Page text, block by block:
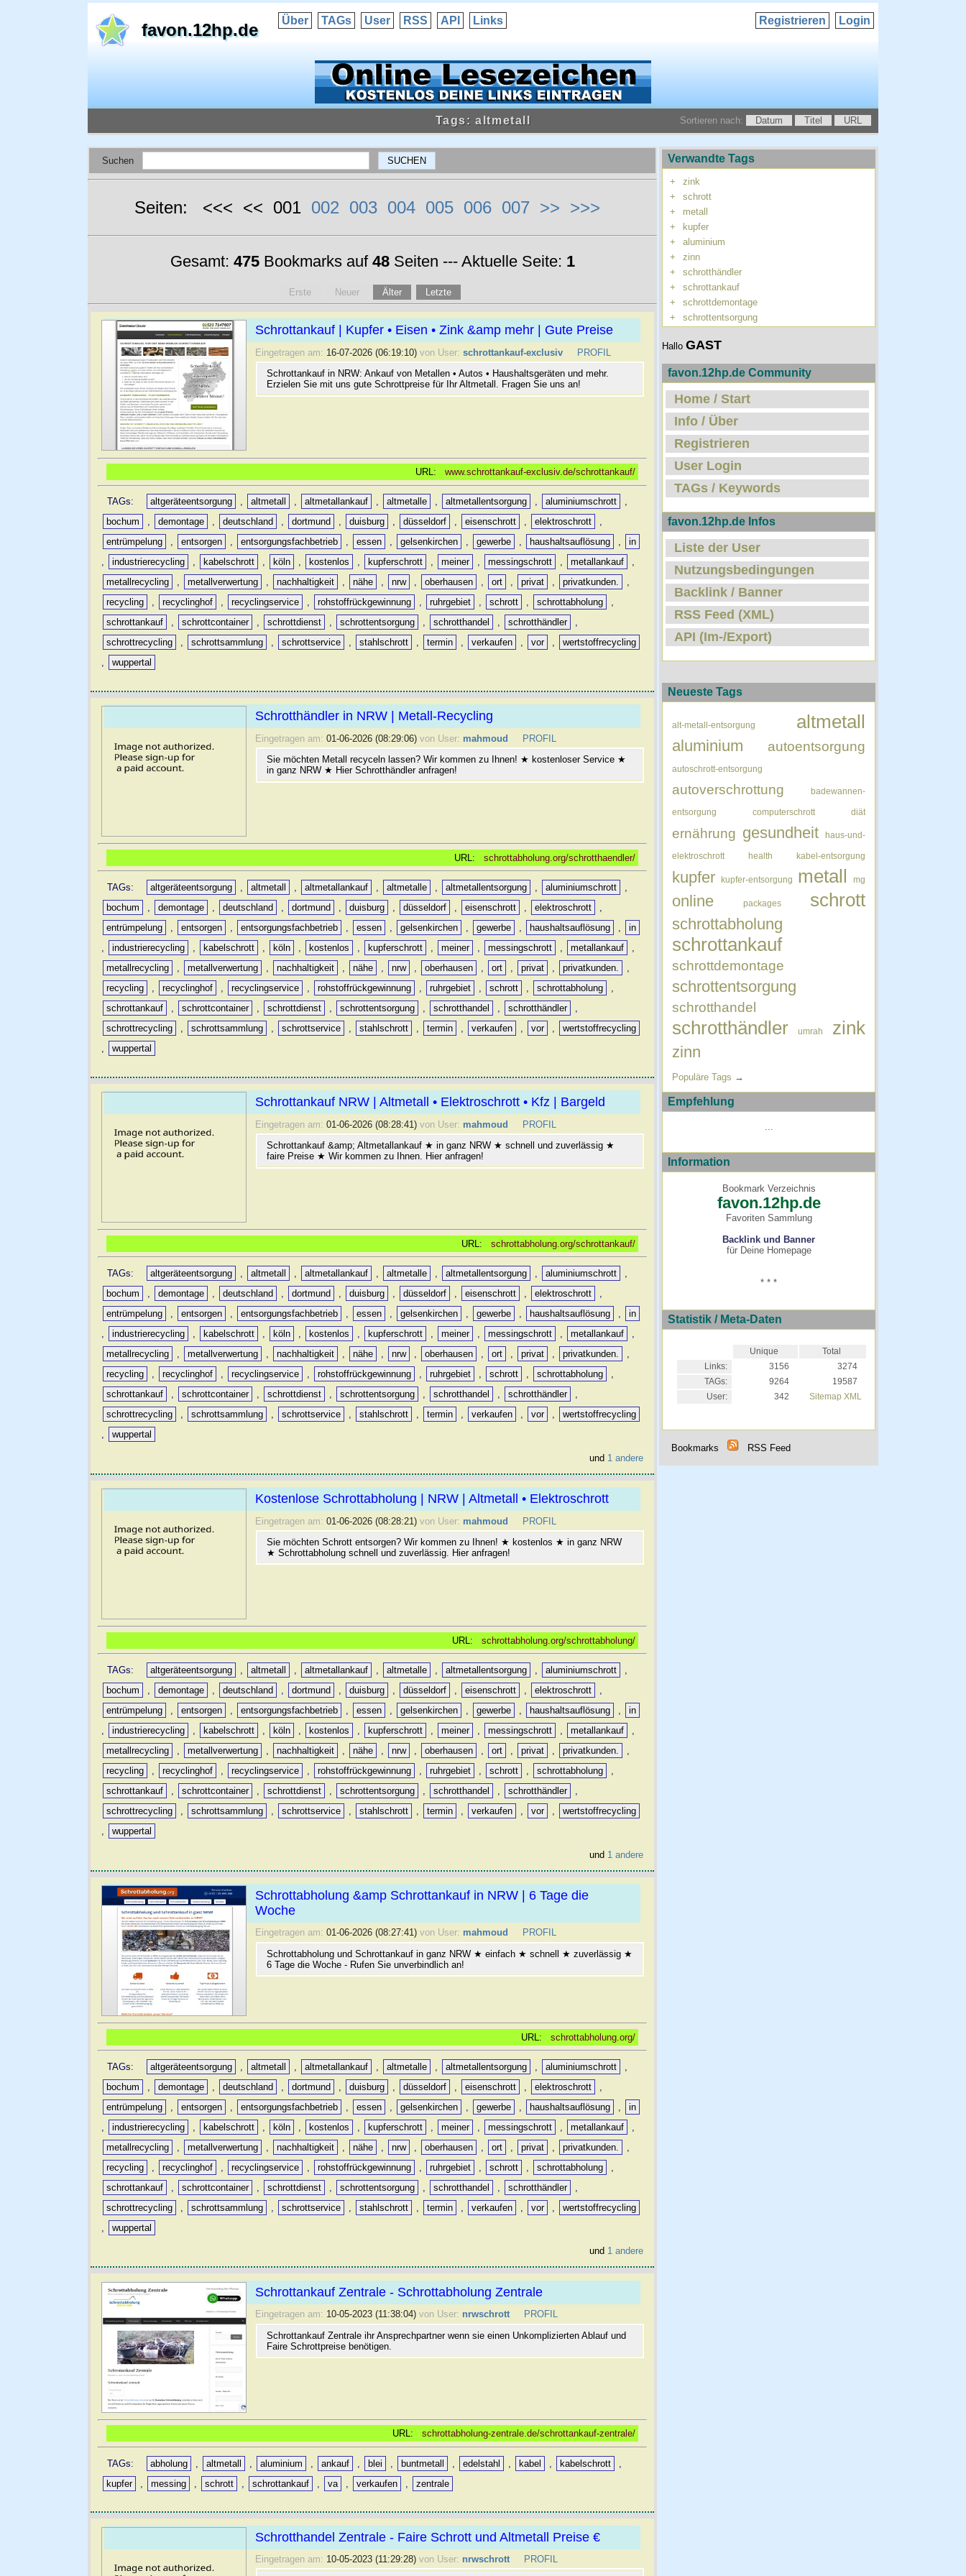
favon.12hp.de Über TAGs User RSS API Links Login
Registrieren
Tags: altmetall Sortieren nach: Datum Titel URL
Suchen
Seiten: <<< << 001 002 003 004 005 006 007 >> >>>
Gesamt: 475Bookmarks auf 48Seiten --- Aktuelle Seite: 1
Erste Neuer Älter Letzte
Schrottankauf | Kupfer • Eisen • Zink &amp mehr | Gute Preise
Eingetragen am: 16-07-2026 (06:19:10) von User: schrottankauf-exclusiv
PROFIL
Schrottankauf in NRW: Ankauf von Metallen • Autos • Haushaltsgeräten und mehr.
Erzielen Sie mit uns gute Schrottpreise für Ihr Altmetall. Fragen Sie uns an!
URL: www.schrottankauf-exclusiv.de/schrottankauf/
TAGs: altgeräteentsorgung , altmetall , altmetallankauf , altmetalle , altmetallentsorgung , aluminiumschrott
,
bochum
, demontage , deutschland , dortmund , duisburg , düsseldorf , eisenschrott , elektroschrott
,
entrümpelung
, entsorgen , entsorgungsfachbetrieb , essen , gelsenkirchen , gewerbe , haushaltsauflösung ,
in
,
industrierecycling , kabelschrott , köln , kostenlos , kupferschrott , meiner , messingschrott , metallankauf
,
metallrecycling
, metallverwertung , nachhaltigkeit , nähe , nrw , oberhausen , ort , privat , privatkunden.
,
recycling
, recyclinghof , recyclingservice , rohstoffrückgewinnung , ruhrgebiet , schrott , schrottabholung
,
schrottankauf
, schrottcontainer , schrottdienst , schrottentsorgung , schrotthandel , schrotthändler
,
schrottrecycling
, schrottsammlung , schrottservice , stahlschrott , termin , verkaufen , vor ,
wertstoffrecycling
,
wuppertal
Schrotthändler in NRW | Metall-Recycling
Eingetragen am: 01-06-2026 (08:29:06) von User: mahmoud
PROFIL
Sie möchten Metall recyceln lassen? Wir kommen zu Ihnen! ★ kostenloser Service ★
in ganz NRW ★ Hier Schrotthändler anfragen!
URL: schrottabholung.org/schrotthaendler/
TAGs: altgeräteentsorgung , altmetall , altmetallankauf , altmetalle , altmetallentsorgung , aluminiumschrott
,
bochum
, demontage , deutschland , dortmund , duisburg , düsseldorf , eisenschrott , elektroschrott
,
entrümpelung
, entsorgen , entsorgungsfachbetrieb , essen , gelsenkirchen , gewerbe , haushaltsauflösung ,
in
,
industrierecycling , kabelschrott , köln , kostenlos , kupferschrott , meiner , messingschrott , metallankauf
,
metallrecycling
, metallverwertung , nachhaltigkeit , nähe , nrw , oberhausen , ort , privat , privatkunden.
,
recycling
, recyclinghof , recyclingservice , rohstoffrückgewinnung , ruhrgebiet , schrott , schrottabholung
,
schrottankauf
, schrottcontainer , schrottdienst , schrottentsorgung , schrotthandel , schrotthändler
,
schrottrecycling
, schrottsammlung , schrottservice , stahlschrott , termin , verkaufen , vor ,
wertstoffrecycling
,
wuppertal
Schrottankauf NRW | Altmetall • Elektroschrott • Kfz | Bargeld
Eingetragen am: 01-06-2026 (08:28:41) von User: mahmoud
PROFIL
Schrottankauf &amp; Altmetallankauf ★ in ganz NRW ★ schnell und zuverlässig ★
faire Preise ★ Wir kommen zu Ihnen. Hier anfragen!
URL: schrottabholung.org/schrottankauf/
TAGs: altgeräteentsorgung , altmetall , altmetallankauf , altmetalle , altmetallentsorgung , aluminiumschrott
,
bochum
, demontage , deutschland , dortmund , duisburg , düsseldorf , eisenschrott , elektroschrott
,
entrümpelung
, entsorgen , entsorgungsfachbetrieb , essen , gelsenkirchen , gewerbe , haushaltsauflösung ,
in
,
industrierecycling , kabelschrott , köln , kostenlos , kupferschrott , meiner , messingschrott , metallankauf
,
metallrecycling
, metallverwertung , nachhaltigkeit , nähe , nrw , oberhausen , ort , privat , privatkunden.
,
recycling
, recyclinghof , recyclingservice , rohstoffrückgewinnung , ruhrgebiet , schrott , schrottabholung
,
schrottankauf
, schrottcontainer , schrottdienst , schrottentsorgung , schrotthandel , schrotthändler
,
schrottrecycling
, schrottsammlung , schrottservice , stahlschrott , termin , verkaufen , vor ,
wertstoffrecycling
,
wuppertal
und 1 andere
Kostenlose Schrottabholung | NRW | Altmetall • Elektroschrott
Eingetragen am: 01-06-2026 (08:28:21) von User: mahmoud
PROFIL
Sie möchten Schrott entsorgen? Wir kommen zu Ihnen! ★ kostenlos ★ in ganz NRW
★ Schrottabholung schnell und zuverlässig. Hier anfragen!
URL: schrottabholung.org/schrottabholung/
TAGs: altgeräteentsorgung , altmetall , altmetallankauf , altmetalle , altmetallentsorgung , aluminiumschrott
,
bochum
, demontage , deutschland , dortmund , duisburg , düsseldorf , eisenschrott , elektroschrott
,
entrümpelung
, entsorgen , entsorgungsfachbetrieb , essen , gelsenkirchen , gewerbe , haushaltsauflösung ,
in
,
industrierecycling , kabelschrott , köln , kostenlos , kupferschrott , meiner , messingschrott , metallankauf
,
metallrecycling
, metallverwertung , nachhaltigkeit , nähe , nrw , oberhausen , ort , privat , privatkunden.
,
recycling
, recyclinghof , recyclingservice , rohstoffrückgewinnung , ruhrgebiet , schrott , schrottabholung
,
schrottankauf
, schrottcontainer , schrottdienst , schrottentsorgung , schrotthandel , schrotthändler
,
schrottrecycling
, schrottsammlung , schrottservice , stahlschrott , termin , verkaufen , vor ,
wertstoffrecycling
,
wuppertal
und 1 andere
Schrottabholung &amp Schrottankauf in NRW | 6 Tage die
Woche
Eingetragen am: 01-06-2026 (08:27:41) von User: mahmoud
PROFIL
Schrottabholung und Schrottankauf in ganz NRW ★ einfach ★ schnell ★ zuverlässig ★
6 Tage die Woche - Rufen Sie unverbindlich an!
URL: schrottabholung.org/
TAGs: altgeräteentsorgung altmetall altmetallankauf altmetalle altmetallentsorgung aluminiumschrott
bochum
demontage deutschland dortmund duisburg düsseldorf eisenschrott elektroschrott
entrümpelung
entsorgen entsorgungsfachbetrieb essen gelsenkirchen gewerbe haushaltsauflösung
in
industrierecycling kabelschrott köln kostenlos kupferschrott meiner messingschrott metallankauf
metallrecycling
metallverwertung nachhaltigkeit nähe nrw oberhausen ort privat privatkunden.
recycling
recyclinghof recyclingservice rohstoffrückgewinnung ruhrgebiet schrott schrottabholung
schrottankauf
schrottcontainer schrottdienst schrottentsorgung schrotthandel schrotthändler
schrottrecycling
schrottsammlung schrottservice stahlschrott termin verkaufen vor
wertstoffrecycling
wuppertal
und 1 andere
Schrottankauf Zentrale - Schrottabholung Zentrale
Eingetragen am: 10-05-2023 (11:38:04) von User: nrwschrott
PROFIL
Schrottankauf Zentrale ihr Ansprechpartner wenn sie einen Unkomplizierten Ablauf und
Faire Schrottpreise benötigen.
URL: schrottabholung-zentrale.de/schrottankauf-zentrale/
TAGs: abholung altmetall aluminium ankauf blei buntmetall edelstahl kabel kabelschrott
kupfer
messing schrott schrottankauf va verkaufen zentrale
Schrotthandel Zentrale - Faire Schrott und Altmetall Preise €
Eingetragen am: 10-05-2023 (11:29:28) von User: nrwschrott
PROFIL
Verwandte Tags
+
zink
+
schrott
+
metall
+
kupfer
+
aluminium
+
zinn
+
schrotthändler
+
schrottankauf
+
schrottdemontage
+
schrottentsorgung
Hallo GAST
favon.12hp.de Community
Home / Start
Info / Über
Registrieren
User Login
TAGs / Keywords
favon.12hp.de Infos
Liste der User
Nutzungsbedingungen
Backlink / Banner
RSS Feed (XML)
API (Im-/Export)
Neueste Tags
alt-metall-entsorgung altmetall
aluminium autoentsorgung
autoschrott-entsorgung
autoverschrottung badewannen-
entsorgung computerschrott diät
ernährung gesundheit haus-und-
elektroschrott health kabel-entsorgung
kupfer kupfer-entsorgung metall mg
online packages schrott
schrottabholung
schrottankauf
schrottdemontage
schrottentsorgung
schrotthandel
schrotthändler umrah zink
zinn
Populäre Tags →
Empfehlung
Information
Bookmark Verzeichnis
favon.12hp.de
Favoriten Sammlung
Backlink und Banner
für Deine Homepage
* * *
Statistik / Meta-Daten
Unique
Total
Links:
3156
3274
TAGs:
9264
19587
User:
342 Sitemap XML
Bookmarks RSS Feed